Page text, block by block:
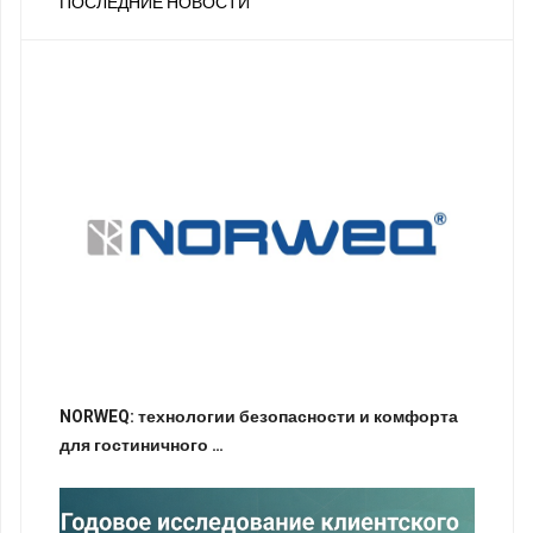
NORWEQ: технологии безопасности и комфорта
для гостиничного …